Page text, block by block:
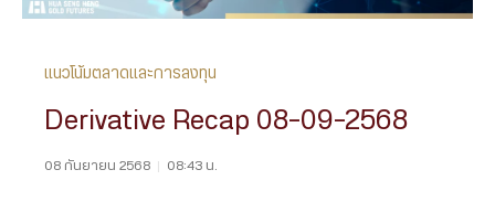
แนวโน้มตลาดและการลงทุน
Derivative Recap 08-09-2568
08 กันยายน 2568 | 08:43 น.